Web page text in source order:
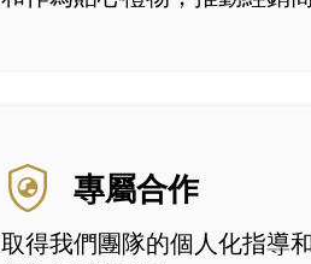
專屬合作
取得我們團隊的個人化指導